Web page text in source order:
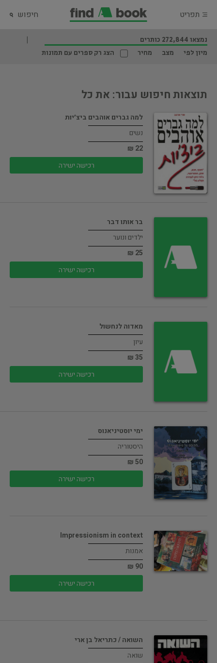
תפריט חיפוש
נמצאו 272,844 כותרים
מיון לפי
מצב מחיר הצג רק ספרים עם תמונות
תוצאות חיפוש עבור: את כל
למה גברים אוהבים ביצ׳יות
נשים
22 ₪
רכישה ישירה
בר אותו דבר
ילדים ונוער
25 ₪
רכישה ישירה
מאדוה לנחשול
עיון
35 ₪
רכישה ישירה
ימי יוסטיניאנוס
היסטוריה
50 ₪
רכישה ישירה
Impressionism in context
אמנות
90 ₪
רכישה ישירה
השואה / כתריאל בן ארי
שואה